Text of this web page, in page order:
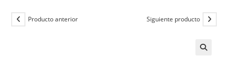
Producto anterior Siguiente producto